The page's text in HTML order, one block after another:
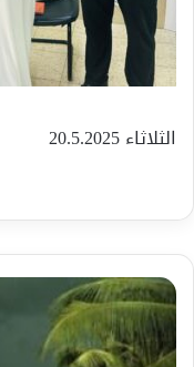
الثلاثاء 20.5.2025
المقامة
المطرية
بقلم:
عبد